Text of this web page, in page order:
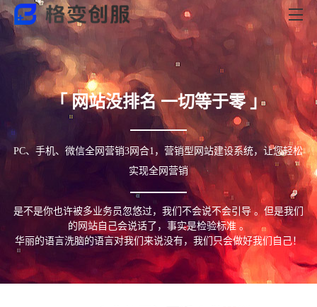
「 网站没排名 一切等于零 」
PC、手机、微信全网营销3网合1，营销型网站建设系统，让您轻松
实现全网营销
是不是你也许被多业务员忽悠过，我们不会说不会引导 。但是我们
的网站自己会说话了，事实是检验标准 。
华丽的语言洗脑的语言对我们来说没有，我们只会做好我们自己！